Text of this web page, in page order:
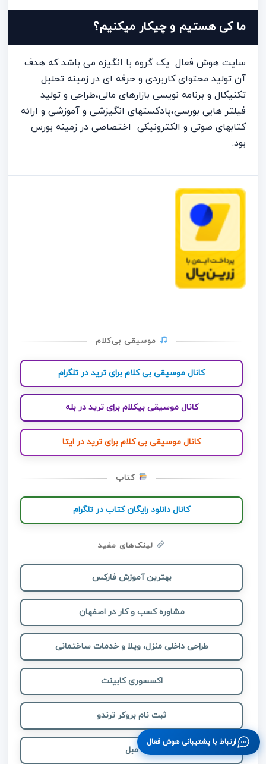
ما کی هستیم و چیکار میکنیم؟
سایت هوش فعال یک گروه با انگیزه می باشد که هدف
آن تولید محتوای کاربردی و حرفه ای در زمینه تحلیل
تکنیکال و برنامه نویسی بازارهای مالی،طراحی و تولید
فیلتر هایی بورسی،پادکستهای انگیزشی و آموزشی و ارائه
کتابهای صوتی و الکترونیکی اختصاصی در زمینه بورس
بود.
موسیقی بی‌کلام
کانال موسیقی بی کلام برای ترید در تلگرام
کانال موسیقی بیکلام برای ترید در بله
کانال موسیقی بی کلام برای ترید در ایتا
کتاب
کانال دانلود رایگان کتاب در تلگرام
لینک‌های مفید
بهترین آموزش فارکس
مشاوره کسب و کار در اصفهان
طراحی داخلی منزل، ویلا و خدمات ساختمانی
اکسسوری کابینت
ثبت نام بروکر ترندو
مبل
ارتباط با پشتیبانی هوش فعال